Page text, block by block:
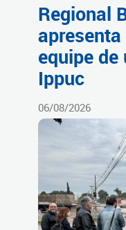
Regional
equipe
Ippuc
06/08/2026